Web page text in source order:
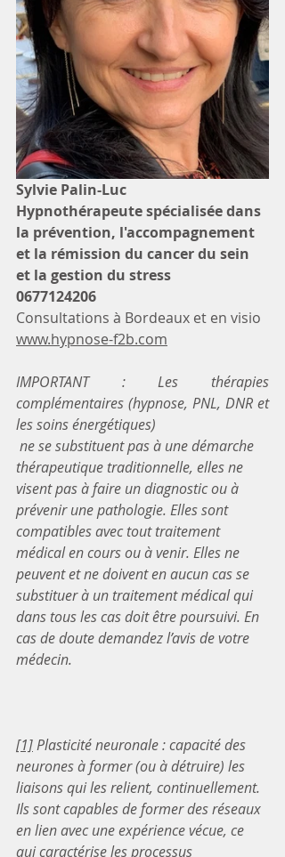
Sylvie Palin-Luc
Hypnothérapeute spécialisée dans
la prévention, l'accompagnement
et la rémission du cancer du sein
et la gestion du stress
0677124206
Consultations à Bordeaux et en visio
www.hypnose-f2b.com
IMPORTANT : Les thérapies
complémentaires (hypnose, PNL, DNR et
les soins énergétiques)
thérapeutique traditionnelle, elles ne
visent pas à faire un diagnostic ou à
prévenir une pathologie. Elles sont
compatibles avec tout traitement
médical en cours ou à venir. Elles ne
peuvent et ne doivent en aucun cas se
substituer à un traitement médical qui
dans tous les cas doit être poursuivi. En
cas de doute demandez l’avis de votre
médecin.
[1] Plasticité neuronale : capacité des
neurones à former (ou à détruire) les
liaisons qui les relient, continuellement.
Ils sont capables de former des réseaux
en lien avec une expérience vécue, ce
qui caractérise les processus